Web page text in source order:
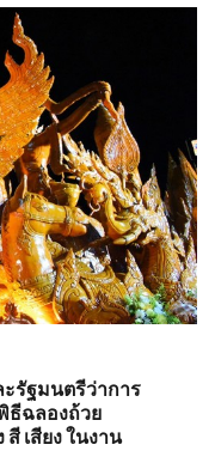
รัฐมนตรีว่าการ
ธีฉลองถ้วย
เสียง ในงาน